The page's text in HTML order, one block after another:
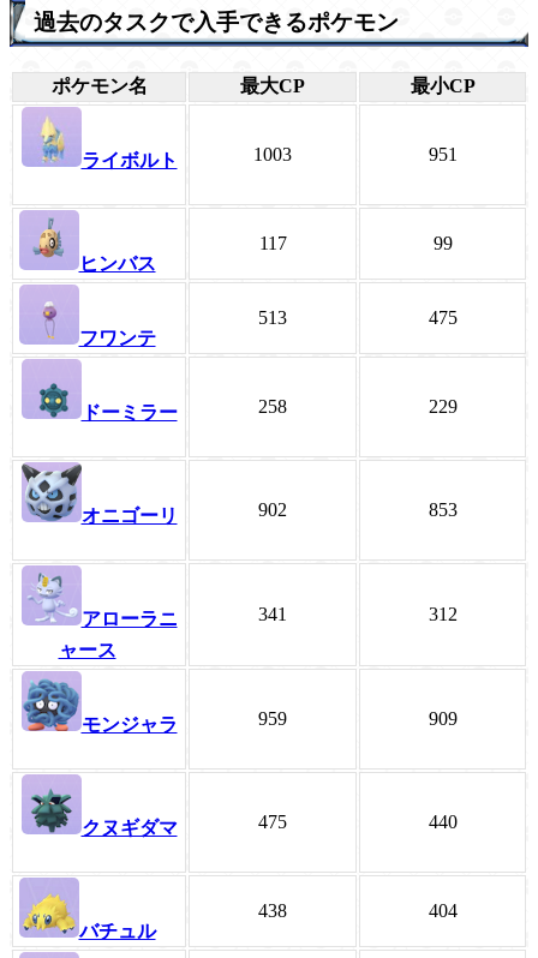
過去のタスクで入手できるポケモン
ポケモン名 最大CP 最小CP
ライボルト 1003 951
ヒンバス
117 99
フワンテ
513 475
ドーミラー 258 229
オニゴーリ 902 853
アローラニ
ャース
341 312
モンジャラ 959 909
クヌギダマ 475 440
バチュル
438 404